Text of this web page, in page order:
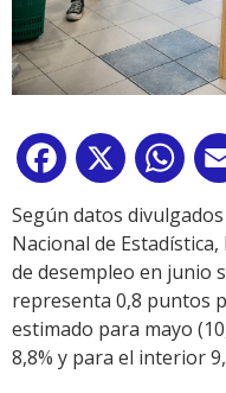
Facebook
X
Según datos
Nacional de
de desempleo en junio
representa 0,8 puntos
estimado para mayo
8,8% y para el interior